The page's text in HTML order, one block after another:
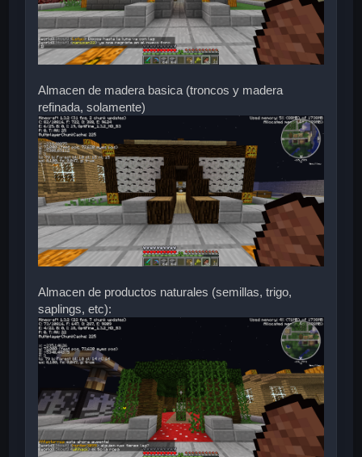
Almacen de madera basica (troncos y madera
refinada, solamente)
Almacen de productos naturales (semillas, trigo,
saplings, etc):